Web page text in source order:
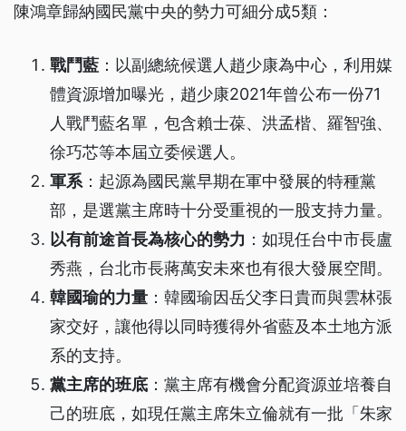
陳鴻章歸納國民黨中央的勢力可細分成5類：
戰鬥藍 ：以副總統候選人趙少康為中心，利用媒
體資源增加曝光，趙少康2021年曾公布一份71
人戰鬥藍名單，包含賴士葆、洪孟楷、羅智強、
徐巧芯等本屆立委候選人。
軍系 ：起源為國民黨早期在軍中發展的特種黨
部，是選黨主席時十分受重視的一股支持力量。
以有前途首長為核心的勢力 ：如現任台中市長盧
秀燕，台北市長蔣萬安未來也有很大發展空間。
韓國瑜的力量 ：韓國瑜因岳父李日貴而與雲林張
家交好，讓他得以同時獲得外省藍及本土地方派
系的支持。
黨主席的班底 ：黨主席有機會分配資源並培養自
己的班底，如現任黨主席朱立倫就有一批「朱家